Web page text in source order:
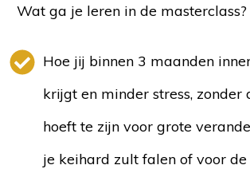
Wat ga je leren in de masterclass?
Hoe jij binnen 3 maanden
krijgt en minder stress, zonder
hoeft te zijn voor grote
je keihard zult falen of voor